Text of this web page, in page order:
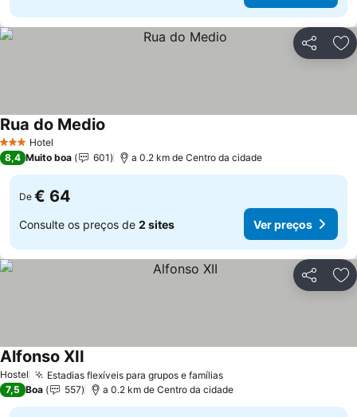
Partilhar
3 EstrelasHotel
Rua do Medio
8,4 Muito boa 601 a 0.2 km de Centro da cidade
De € 64
Consulte os preços de 2 sites Ver preços
Partilhar
Hostel Estadias flexíveis para grupos e famíliasVer preços
Alfonso XII
7,5 Boa 557 a 0.2 km de Centro da cidade